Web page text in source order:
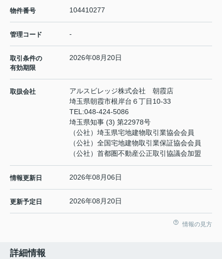
物件番号 104410277
管理コード -
取引条件の
有効期限
2026年08月20日
取扱会社
アルスビレッジ株式会社 朝霞店
埼玉県朝霞市根岸台６丁目10-33
TEL:048-424-5086
埼玉県知事 (3) 第22978号
（公社）埼玉県宅地建物取引業協会会員
（公社）全国宅地建物取引業保証協会会員
（公社）首都圏不動産公正取引協議会加盟
情報更新日 2026年08月06日
更新予定日 2026年08月20日
情報の見方
詳細情報